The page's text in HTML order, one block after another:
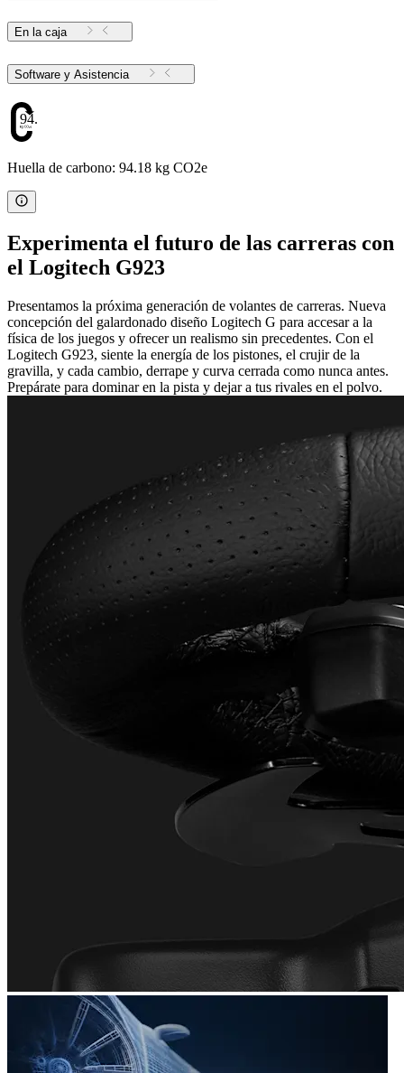
En la caja
Software y Asistencia
94.18
Huella de carbono: 94.18 kg CO2e
Experimenta el futuro de las carreras con
el Logitech G923
Presentamos la próxima generación de volantes de carreras. Nueva
concepción del galardonado diseño Logitech G para accesar a la
física de los juegos y ofrecer un realismo sin precedentes. Con el
Logitech G923, siente la energía de los pistones, el crujir de la
gravilla, y cada cambio, derrape y curva cerrada como nunca antes.
Prepárate para dominar en la pista y dejar a tus rivales en el polvo.